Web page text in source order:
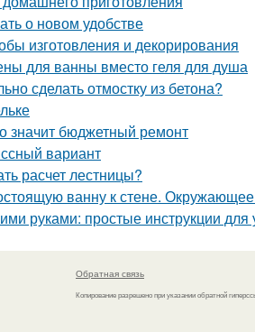
о новом удобстве
изготовления и декорирования
для ванны вместо геля для душа
сделать отмостку из бетона?
значит бюджетный ремонт
вариант
расчет лестницы?
ванну к стене.
руками: простые инструкции для
Обратная связь
Копирование разрешено при указании обратной